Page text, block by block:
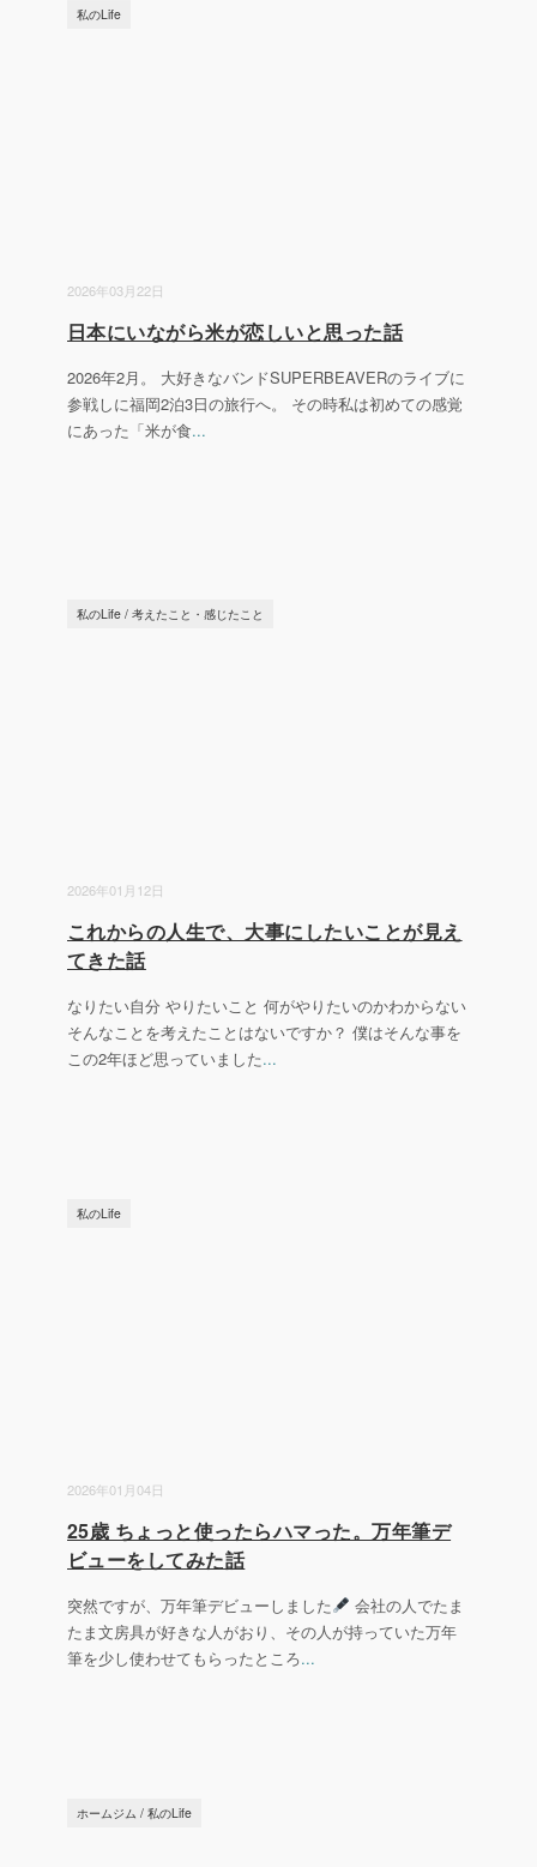
2026年03月22日
私のLife
日本にいながら米が恋しいと思った話
2026年2月。 大好きなバンドSUPERBEAVERのライブに
参戦しに福岡2泊3日の旅行へ。 その時私は初めての感覚
にあった「米が食...
2026年01月12日
私のLife / 考えたこと・感じたこと
これからの人生で、大事にしたいことが見え
てきた話
なりたい自分 やりたいこと 何がやりたいのかわからない
そんなことを考えたことはないですか？ 僕はそんな事を
この2年ほど思っていました...
2026年01月04日
私のLife
25歳 ちょっと使ったらハマった。万年筆デ
ビューをしてみた話
突然ですが、万年筆デビューしました
会社の人でたま
たま文房具が好きな人がおり、その人が持っていた万年
筆を少し使わせてもらったところ...
ホームジム / 私のLife